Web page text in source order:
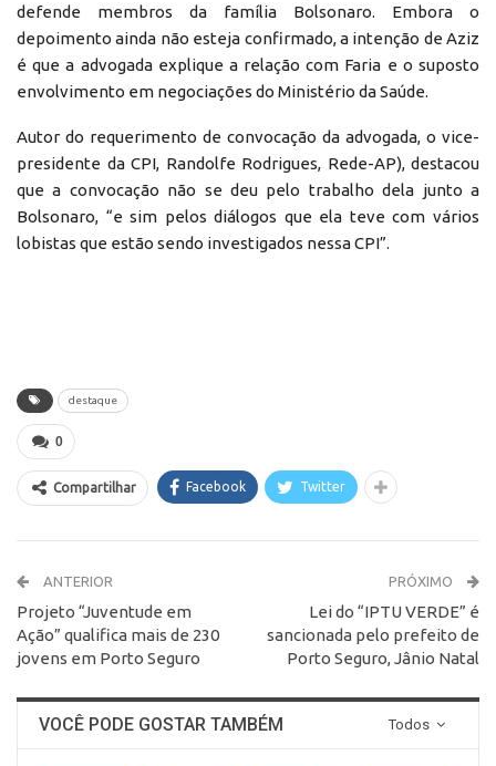
defende membros da família Bolsonaro. Embora o
depoimento ainda não esteja confirmado, a intenção de Aziz
é que a advogada explique a relação com Faria e o suposto
envolvimento em negociações do Ministério da Saúde.
Autor do requerimento de convocação da advogada, o vice-
presidente da CPI, Randolfe Rodrigues, Rede-AP), destacou
que a convocação não se deu pelo trabalho dela junto a
Bolsonaro, “e sim pelos diálogos que ela teve com vários
lobistas que estão sendo investigados nessa CPI”.
destaque
0
Compartilhar Facebook Twitter
ANTERIOR
Projeto “Juventude em
Ação” qualifica mais de 230
jovens em Porto Seguro
PRÓXIMO
Lei do “IPTU VERDE” é
sancionada pelo prefeito de
Porto Seguro, Jânio Natal
Todos
VOCÊ PODE GOSTAR TAMBÉM